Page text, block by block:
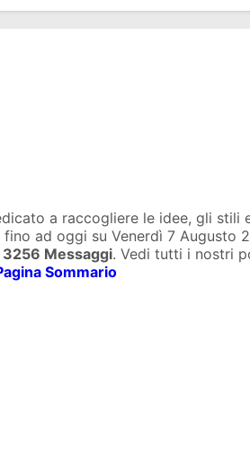
a raccogliere le idee, gli stili
ad oggi su Venerdì 7 Augusto
3256 Messaggi. Vedi tutti i nostri
Sommario